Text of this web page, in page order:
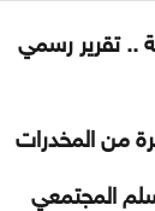
.. تقرير رسمي
من المخدرات
المجتمعي